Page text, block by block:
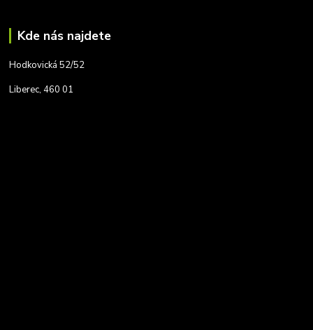
Kde nás najdete
Hodkovická 52/52
Liberec, 460 01